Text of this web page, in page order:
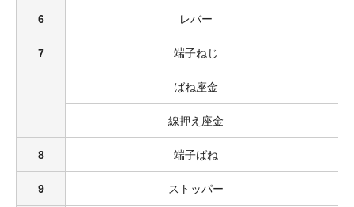
6 レバー
7 端子ねじ
ばね座金
線押え座金
8 端子ばね
9 ストッパー